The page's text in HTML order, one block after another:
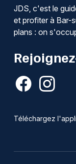
JDS, c'est le
et profiter à Bar-
plans : on
Téléchargez